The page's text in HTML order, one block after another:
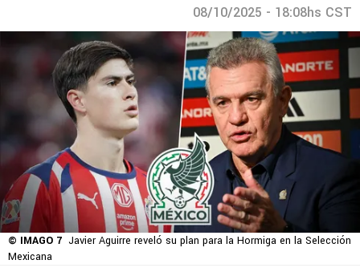
08/10/2025 - 18:08hs CST
© IMAGO 7 Javier Aguirre reveló su plan para la Hormiga en la Selección
Mexicana